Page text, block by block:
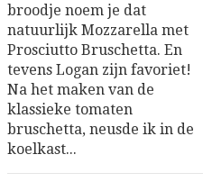
broodje noem je dat
natuurlijk Mozzarella met
Prosciutto Bruschetta. En
tevens Logan zijn favoriet!
Na het maken van de
klassieke tomaten
bruschetta, neusde ik in de
koelkast...